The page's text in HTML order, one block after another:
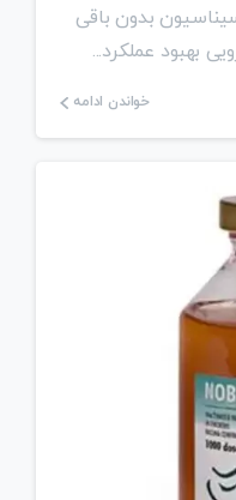
بدون باقی
بهبود عملکرد...
خواندن ادامه